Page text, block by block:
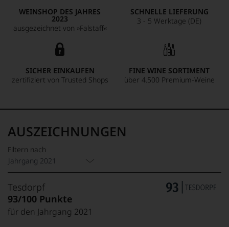
WEINSHOP DES JAHRES
2023
ausgezeichnet von »Falstaff«
SCHNELLE LIEFERUNG
3 - 5 Werktage (DE)
SICHER EINKAUFEN
zertifiziert von Trusted Shops
FINE WINE SORTIMENT
über 4.500 Premium-Weine
AUSZEICHNUNGEN
Filtern nach
Jahrgang 2021
Tesdorpf
93/100 Punkte
für den Jahrgang 2021